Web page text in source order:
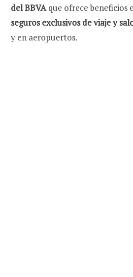
del BBVAque ofrece beneficios
seguros exclusivos de viaje y
y en aeropuertos.